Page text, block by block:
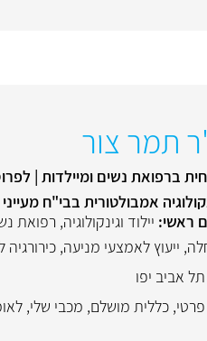
תמר צור
ברפואת נשים ומיילדות |
אמבולטורית בבי"ח
ראשי: יילוד וגינקולוגיה, רפואת
, ייעוץ לאמצעי מניעה,
תל אביב יפו
פרטי, כללית מושלם, מכבי שלי,